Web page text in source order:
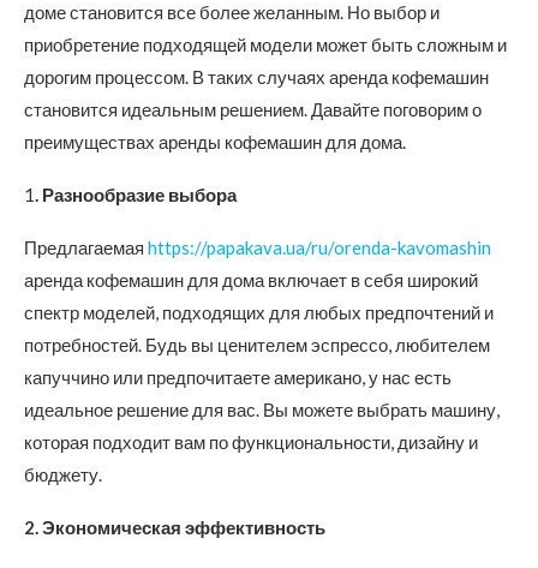
доме становится все более желанным. Но выбор и
приобретение подходящей модели может быть сложным и
дорогим процессом. В таких случаях аренда кофемашин
становится идеальным решением. Давайте поговорим о
преимуществах аренды кофемашин для дома.
1. Разнообразие выбора
Предлагаемая https://papakava.ua/ru/orenda-kavomashin
аренда кофемашин для дома включает в себя широкий
спектр моделей, подходящих для любых предпочтений и
потребностей. Будь вы ценителем эспрессо, любителем
капуччино или предпочитаете американо, у нас есть
идеальное решение для вас. Вы можете выбрать машину,
которая подходит вам по функциональности, дизайну и
бюджету.
2. Экономическая эффективность